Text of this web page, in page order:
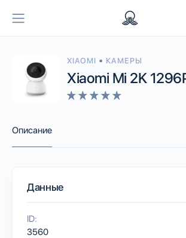
XIAOMI • КАМЕРЫ
Xiaomi Mi 2K
Описание
Данные
ID:
3560